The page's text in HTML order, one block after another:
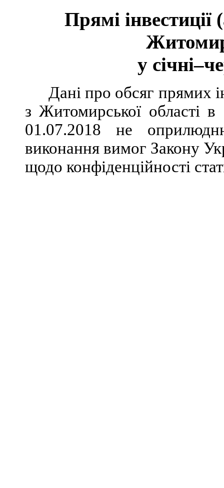
Прямі інвестиції
у
Дані про обсяг прямих
з Житомирської області в
01.07.2018 не
виконання вимог Закону
щодо конфіденційності